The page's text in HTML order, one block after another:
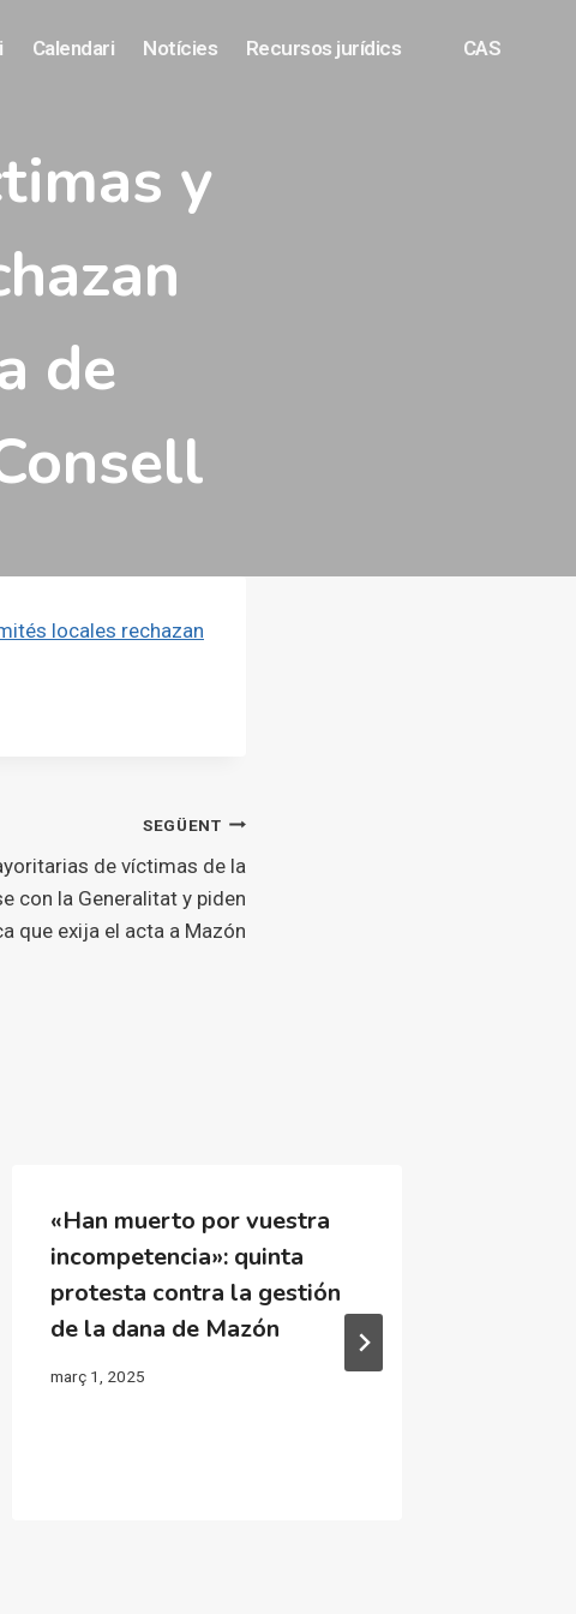
Calendari Notícies Recursos jurídics CAS
y
de
locales rechazan
SEGÜENT
de víctimas de la
con la Generalitat y piden
que exija el acta a Mazón
«Han muerto por vuestra
incompetencia»: quinta
protesta contra la gestión
de la dana de Mazón
març 1, 2025